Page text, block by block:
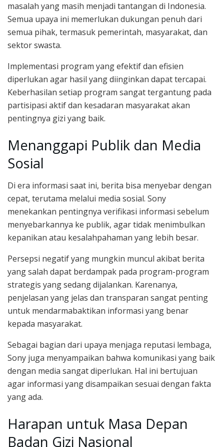
masalah yang masih menjadi tantangan di Indonesia.
Semua upaya ini memerlukan dukungan penuh dari
semua pihak, termasuk pemerintah, masyarakat, dan
sektor swasta.
Implementasi program yang efektif dan efisien
diperlukan agar hasil yang diinginkan dapat tercapai.
Keberhasilan setiap program sangat tergantung pada
partisipasi aktif dan kesadaran masyarakat akan
pentingnya gizi yang baik.
Menanggapi Publik dan Media
Sosial
Di era informasi saat ini, berita bisa menyebar dengan
cepat, terutama melalui media sosial. Sony
menekankan pentingnya verifikasi informasi sebelum
menyebarkannya ke publik, agar tidak menimbulkan
kepanikan atau kesalahpahaman yang lebih besar.
Persepsi negatif yang mungkin muncul akibat berita
yang salah dapat berdampak pada program-program
strategis yang sedang dijalankan. Karenanya,
penjelasan yang jelas dan transparan sangat penting
untuk mendarmabaktikan informasi yang benar
kepada masyarakat.
Sebagai bagian dari upaya menjaga reputasi lembaga,
Sony juga menyampaikan bahwa komunikasi yang baik
dengan media sangat diperlukan. Hal ini bertujuan
agar informasi yang disampaikan sesuai dengan fakta
yang ada.
Harapan untuk Masa Depan
Badan Gizi Nasional